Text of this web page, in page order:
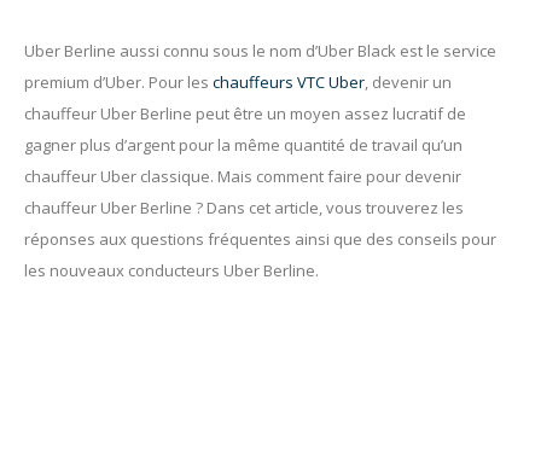
Uber Berline aussi connu sous le nom d’Uber Black est le service
premium d’Uber. Pour les chauffeurs VTC Uber , devenir un
chauffeur Uber Berline peut être un moyen assez lucratif de
gagner plus d’argent pour la même quantité de travail qu’un
chauffeur Uber classique. Mais comment faire pour devenir
chauffeur Uber Berline ? Dans cet article, vous trouverez les
réponses aux questions fréquentes ainsi que des conseils pour
les nouveaux conducteurs Uber Berline.